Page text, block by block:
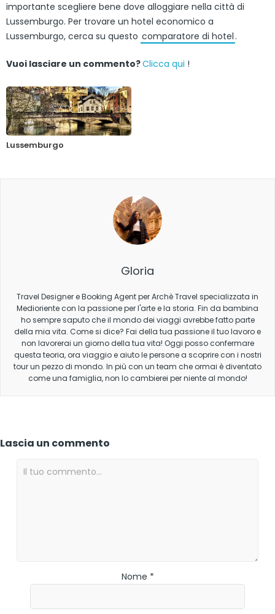
importante scegliere bene dove alloggiare nella città di
Lussemburgo. Per trovare un hotel economico a
Lussemburgo, cerca su questo comparatore di hotel .
Vuoi lasciare un commento?Clicca qui !
Lussemburgo
Gloria
Travel Designer e Booking Agent per Archè Travel specializzata in
Medioriente con la passione per l'arte e la storia. Fin da bambina
ho sempre saputo che il mondo dei viaggi avrebbe fatto parte
della mia vita. Come si dice? Fai della tua passione il tuo lavoro e
non lavorerai un giorno della tua vita! Oggi posso confermare
questa teoria, ora viaggio e aiuto le persone a scoprire con i nostri
tour un pezzo di mondo. In più con un team che ormai è diventato
come una famiglia, non lo cambierei per niente al mondo!
Lascia un commento
Nome *